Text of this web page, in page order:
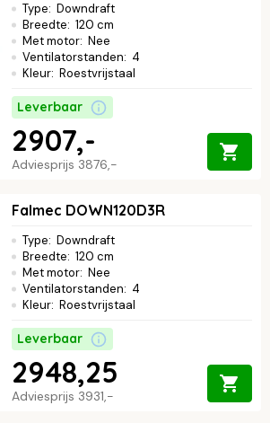
Type: Downdraft
Breedte: 120 cm
Met motor: Nee
Ventilatorstanden: 4
Kleur: Roestvrijstaal
Leverbaar
Adviesprijs 3876,-
2907,-
Falmec DOWN120D3R
Type: Downdraft
Breedte: 120 cm
Met motor: Nee
Ventilatorstanden: 4
Kleur: Roestvrijstaal
Leverbaar
Adviesprijs 3931,-
2948,25